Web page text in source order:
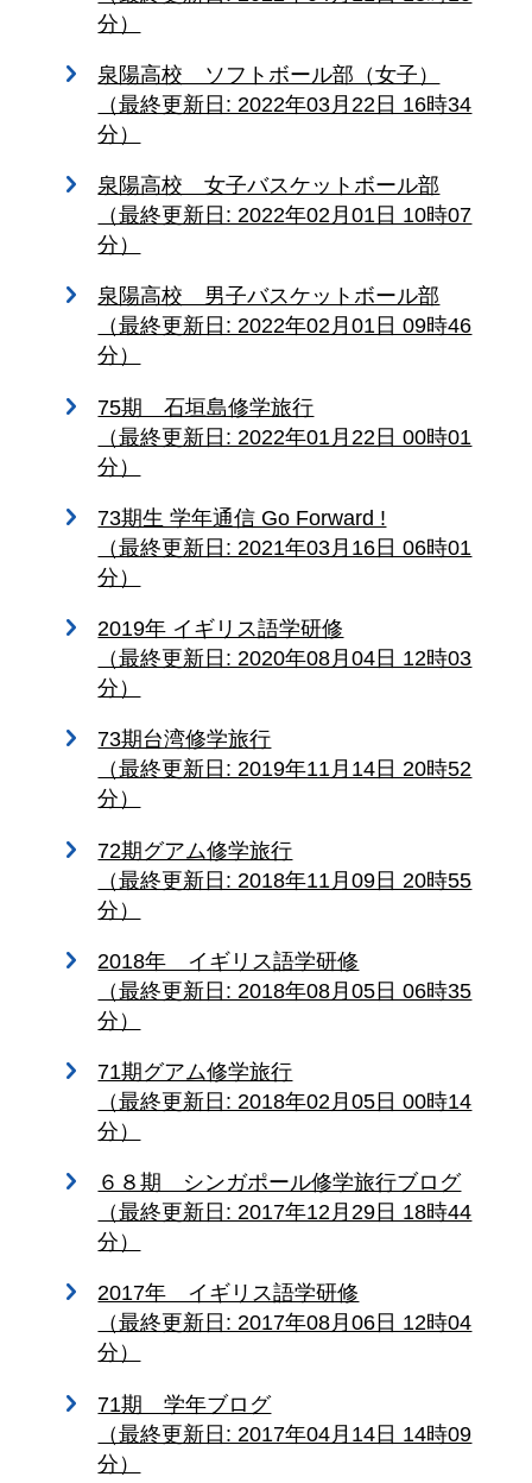
分）
泉陽高校 ソフトボール部（女子）
（最終更新日: 2022年03月22日 16時34
分）
泉陽高校 女子バスケットボール部
（最終更新日: 2022年02月01日 10時07
分）
泉陽高校 男子バスケットボール部
（最終更新日: 2022年02月01日 09時46
分）
75期 石垣島修学旅行
（最終更新日: 2022年01月22日 00時01
分）
73期生 学年通信 Go Forward !
（最終更新日: 2021年03月16日 06時01
分）
2019年 イギリス語学研修
（最終更新日: 2020年08月04日 12時03
分）
73期台湾修学旅行
（最終更新日: 2019年11月14日 20時52
分）
72期グアム修学旅行
（最終更新日: 2018年11月09日 20時55
分）
2018年 イギリス語学研修
（最終更新日: 2018年08月05日 06時35
分）
71期グアム修学旅行
（最終更新日: 2018年02月05日 00時14
分）
６８期 シンガポール修学旅行ブログ
（最終更新日: 2017年12月29日 18時44
分）
2017年 イギリス語学研修
（最終更新日: 2017年08月06日 12時04
分）
71期 学年ブログ
（最終更新日: 2017年04月14日 14時09
分）